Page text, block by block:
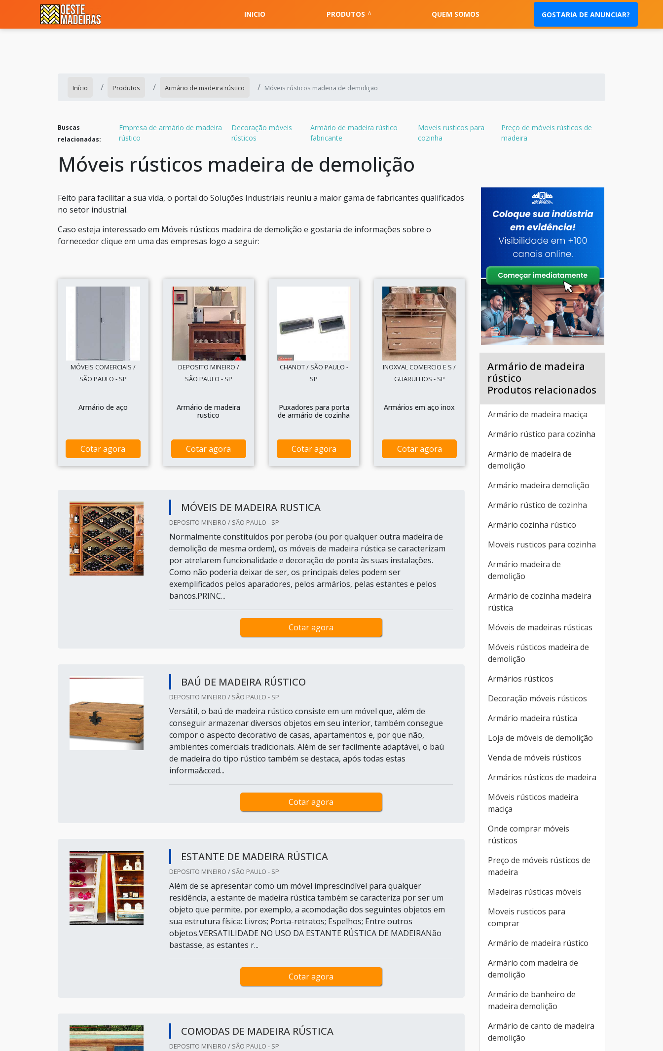
INICIO PRODUTOS QUEM SOMOS GOSTARIA DE ANUNCIAR?
Início Produtos Armário de madeira rústico Móveis rústicos madeira de demolição
Buscas
relacionadas:
Empresa de armário de madeira
rústico
Decoração móveis
rústicos
Armário de madeira rústico
fabricante
Moveis rusticos para
cozinha
Preço de móveis rústicos de
madeira
Móveis rústicos madeira de demolição
Feito para facilitar a sua vida, o portal do Soluções Industriais reuniu a maior gama de fabricantes qualificados
no setor industrial.
Caso esteja interessado em Móveis rústicos madeira de demolição e gostaria de informações sobre o
fornecedor clique em uma das empresas logo a seguir:
MÓVEIS COMERCIAIS /
SÃO PAULO - SP
Armário de aço
Cotar agora
DEPOSITO MINEIRO /
SÃO PAULO - SP
Armário de madeira
rustico
Cotar agora
CHANOT / SÃO PAULO -
SP
Puxadores para porta
de armário de cozinha
Cotar agora
INOXVAL COMERCIO E S /
GUARULHOS - SP
Armários em aço inox
Cotar agora
MÓVEIS DE MADEIRA RUSTICA
DEPOSITO MINEIRO / SÃO PAULO - SP
Normalmente constituídos por peroba (ou por qualquer outra madeira de
demolição de mesma ordem), os móveis de madeira rústica se caracterizam
por atrelarem funcionalidade e decoração de ponta às suas instalações.
Como não poderia deixar de ser, os principais deles podem ser
exemplificados pelos aparadores, pelos armários, pelas estantes e pelos
bancos.PRINC...
Cotar agora
BAÚ DE MADEIRA RÚSTICO
DEPOSITO MINEIRO / SÃO PAULO - SP
Versátil, o baú de madeira rústico consiste em um móvel que, além de
conseguir armazenar diversos objetos em seu interior, também consegue
compor o aspecto decorativo de casas, apartamentos e, por que não,
ambientes comerciais tradicionais. Além de ser facilmente adaptável, o baú
de madeira do tipo rústico também se destaca, após todas estas
informa&cced...
Cotar agora
ESTANTE DE MADEIRA RÚSTICA
DEPOSITO MINEIRO / SÃO PAULO - SP
Além de se apresentar como um móvel imprescindível para qualquer
residência, a estante de madeira rústica também se caracteriza por ser um
objeto que permite, por exemplo, a acomodação dos seguintes objetos em
sua estrutura física: Livros; Porta-retratos; Espelhos; Entre outros
objetos.VERSATILIDADE NO USO DA ESTANTE RÚSTICA DE MADEIRANão
bastasse, as estantes r...
Cotar agora
COMODAS DE MADEIRA RÚSTICA
DEPOSITO MINEIRO / SÃO PAULO - SP
Armário de madeira
rústico
Produtos relacionados
Armário de madeira maciça
Armário rústico para cozinha
Armário de madeira de
demolição
Armário madeira demolição
Armário rústico de cozinha
Armário cozinha rústico
Moveis rusticos para cozinha
Armário madeira de
demolição
Armário de cozinha madeira
rústica
Móveis de madeiras rústicas
Móveis rústicos madeira de
demolição
Armários rústicos
Decoração móveis rústicos
Armário madeira rústica
Loja de móveis de demolição
Venda de móveis rústicos
Armários rústicos de madeira
Móveis rústicos madeira
maciça
Onde comprar móveis
rústicos
Preço de móveis rústicos de
madeira
Madeiras rústicas móveis
Moveis rusticos para
comprar
Armário de madeira rústico
Armário com madeira de
demolição
Armário de banheiro de
madeira demolição
Armário de canto de madeira
demolição